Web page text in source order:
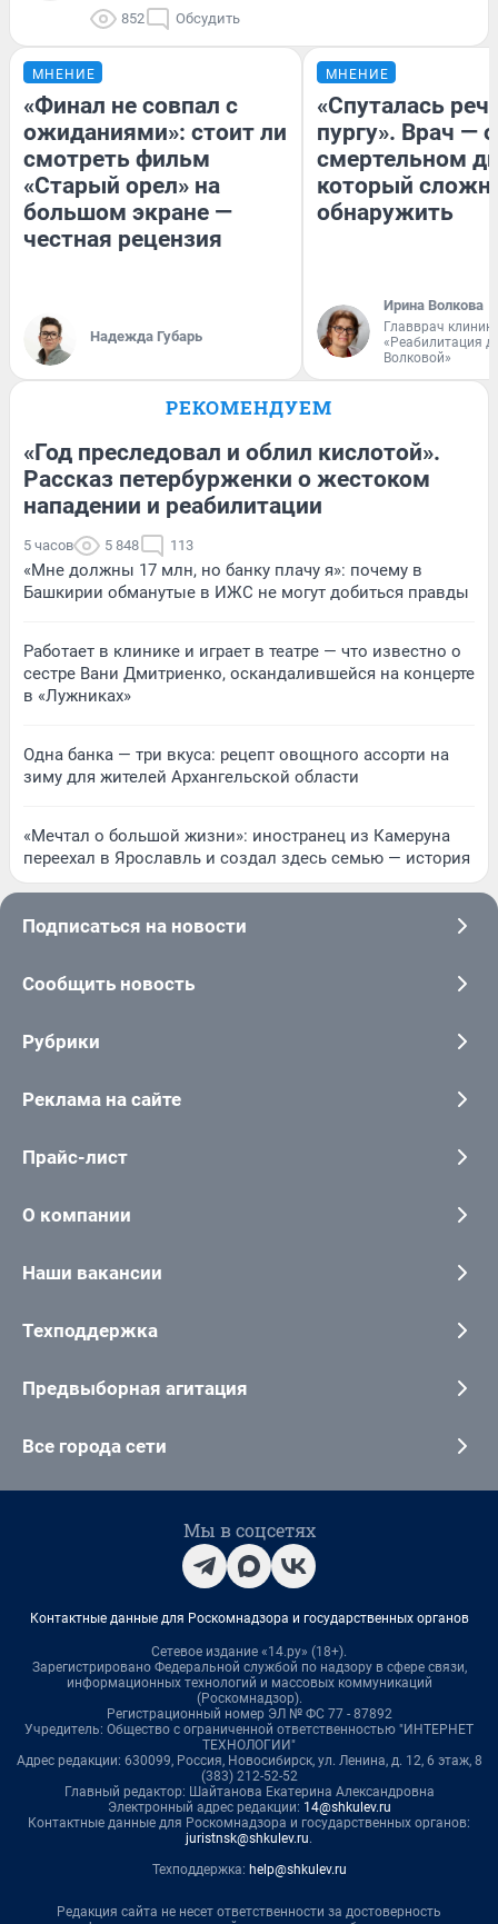
852 Обсудить
МНЕНИЕ
«Финал не совпал с
ожиданиями»: стоит ли
смотреть фильм
«Старый орел» на
большом экране —
честная рецензия
Надежда Губарь
МНЕНИЕ
«Спуталась
пургу». Врач — о
смертельном
который
обнаружить
Ирина Волкова
Главврач
«Реабилитация
Волковой»
РЕКОМЕНДУЕМ
«Год преследовал и облил кислотой».
Рассказ петербурженки о жестоком
нападении и реабилитации
5 часов 5 848 113
«Мне должны 17 млн, но банку плачу я»: почему в
Башкирии обманутые в ИЖС не могут добиться правды
Работает в клинике и играет в театре — что известно о
сестре Вани Дмитриенко, оскандалившейся на концерте
в «Лужниках»
Одна банка — три вкуса: рецепт овощного ассорти на
зиму для жителей Архангельской области
«Мечтал о большой жизни»: иностранец из Камеруна
переехал в Ярославль и создал здесь семью — история
Подписаться на новости
Сообщить новость
Рубрики
Реклама на сайте
Прайс-лист
О компании
Наши вакансии
Техподдержка
Предвыборная агитация
Все города сети
Мы в соцсетях
Контактные данные для Роскомнадзора и государственных органов
Сетевое издание «14.ру» (18+).
Зарегистрировано Федеральной службой по надзору в сфере связи,
информационных технологий и массовых коммуникаций
(Роскомнадзор).
Регистрационный номер ЭЛ № ФС 77 - 87892
Учредитель: Общество с ограниченной ответственностью "ИНТЕРНЕТ
ТЕХНОЛОГИИ"
Адрес редакции: 630099, Россия, Новосибирск, ул. Ленина, д. 12, 6 этаж, 8
(383) 212-52-52
Главный редактор: Шайтанова Екатерина Александровна
Электронный адрес редакции: 14@shkulev.ru
Контактные данные для Роскомнадзора и государственных органов:
juristnsk@shkulev.ru.
Техподдержка: help@shkulev.ru
Редакция сайта не несет ответственности за достоверность